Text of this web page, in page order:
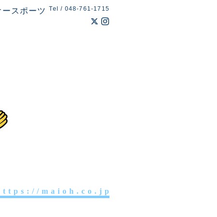
ースポーツ Tel / 048-761-1715
t t p s : / / m a i o h . c o . j p